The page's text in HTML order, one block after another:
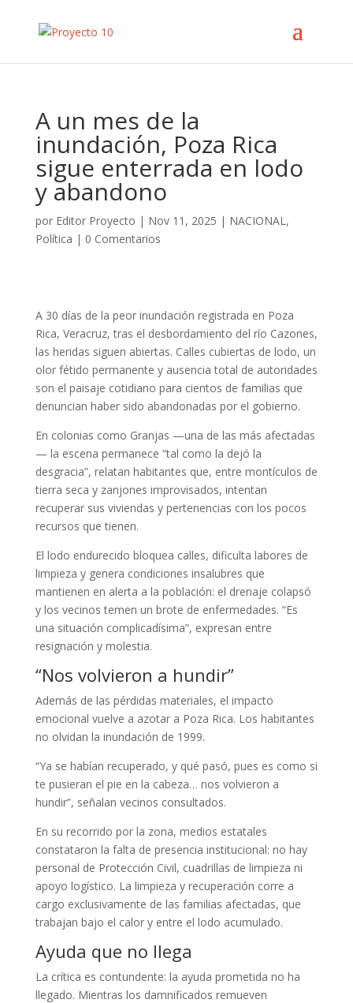
A un mes de la
inundación, Poza Rica
sigue enterrada en lodo
y abandono
por Editor Proyecto | Nov 11, 2025 | NACIONAL,
Política | 0 Comentarios
A 30 días de la peor inundación registrada en Poza
Rica, Veracruz, tras el desbordamiento del río Cazones,
las heridas siguen abiertas. Calles cubiertas de lodo, un
olor fétido permanente y ausencia total de autoridades
son el paisaje cotidiano para cientos de familias que
denuncian haber sido abandonadas por el gobierno.
En colonias como Granjas —una de las más afectadas
— la escena permanece “tal como la dejó la
desgracia”, relatan habitantes que, entre montículos de
tierra seca y zanjones improvisados, intentan
recuperar sus viviendas y pertenencias con los pocos
recursos que tienen.
El lodo endurecido bloquea calles, dificulta labores de
limpieza y genera condiciones insalubres que
mantienen en alerta a la población: el drenaje colapsó
y los vecinos temen un brote de enfermedades. “Es
una situación complicadísima”, expresan entre
resignación y molestia.
“Nos volvieron a hundir”
Además de las pérdidas materiales, el impacto
emocional vuelve a azotar a Poza Rica. Los habitantes
no olvidan la inundación de 1999.
“Ya se habían recuperado, y qué pasó, pues es como si
te pusieran el pie en la cabeza… nos volvieron a
hundir”, señalan vecinos consultados.
En su recorrido por la zona, medios estatales
constataron la falta de presencia institucional: no hay
personal de Protección Civil, cuadrillas de limpieza ni
apoyo logístico. La limpieza y recuperación corre a
cargo exclusivamente de las familias afectadas, que
trabajan bajo el calor y entre el lodo acumulado.
Ayuda que no llega
La crítica es contundente: la ayuda prometida no ha
llegado. Mientras los damnificados remueven